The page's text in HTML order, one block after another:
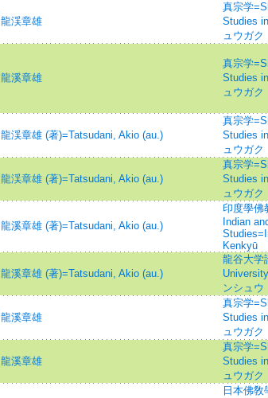
龍渓章雄
真宗学
Studies
ュウガク
龍溪章雄
真宗学
Studies
ュウガク
龍渓章雄 (著)=Tatsudani, Akio (au.)
真宗学
Studies
ュウガク
龍渓章雄 (著)=Tatsudani, Akio (au.)
真宗学
Studies
ュウガク
龍溪章雄 (著)=Tatsudani, Akio (au.)
印度學佛
Indian
Kenkyū
龍溪章雄 (著)=Tatsudani, Akio (au.)
龍谷大学
ンシュウ
龍溪章雄
真宗学
Studies
ュウガク
龍溪章雄
真宗学
Studies
ュウガク
日本佛